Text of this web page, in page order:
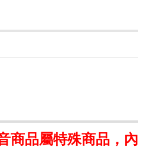
商品屬特殊商品，內